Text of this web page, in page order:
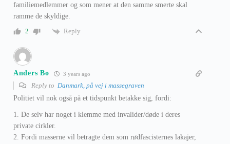
familiemedlemmer og som mener at den samme smerte skal
ramme de skyldige.
2
Reply
Anders Bo 3 years ago
Reply to Danmark, på vej i massegraven
Politiet vil nok også på et tidspunkt betakke sig, fordi:
1. De selv har noget i klemme med invalider/døde i deres
private cirkler.
2. Fordi masserne vil betragte dem som rødfascisternes lakajer,